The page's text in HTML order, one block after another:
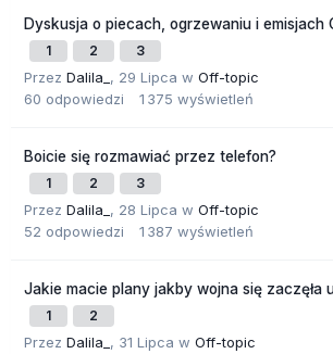
Dyskusja o piecach, ogrzewaniu i emisjach
1 2 3
Przez Dalila_ , 29 Lipca w Off-topic
60 odpowiedzi 1 375 wyświetleń
Boicie się rozmawiać przez telefon?
1 2 3
Przez Dalila_ , 28 Lipca w Off-topic
52 odpowiedzi 1 387 wyświetleń
Jakie macie plany jakby wojna się zaczęła
1 2
Przez Dalila_ , 31 Lipca w Off-topic